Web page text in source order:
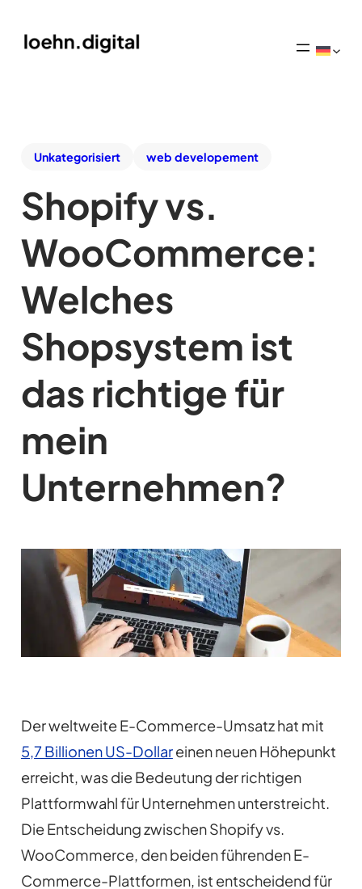
Unkategorisiert web developement
Shopify vs.
WooCommerce:
Welches
Shopsystem ist
das richtige für
mein
Unternehmen?
Der weltweite E-Commerce-Umsatz hat mit
5,7 Billionen US-Dollareinen neuen Höhepunkt
erreicht, was die Bedeutung der richtigen
Plattformwahl für Unternehmen unterstreicht.
Die Entscheidung zwischen Shopify vs.
WooCommerce, den beiden führenden E-
Commerce-Plattformen, ist entscheidend für